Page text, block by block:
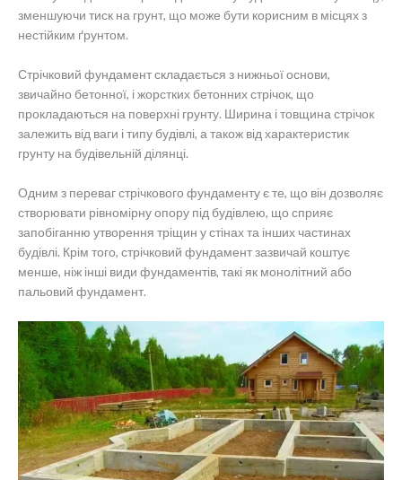
зменшуючи тиск на грунт, що може бути корисним в місцях з
нестійким ґрунтом.
Стрічковий фундамент складається з нижньої основи,
звичайно бетонної, і жорстких бетонних стрічок, що
прокладаються на поверхні грунту. Ширина і товщина стрічок
залежить від ваги і типу будівлі, а також від характеристик
грунту на будівельній ділянці.
Одним з переваг стрічкового фундаменту є те, що він дозволяє
створювати рівномірну опору під будівлею, що сприяє
запобіганню утворення тріщин у стінах та інших частинах
будівлі. Крім того, стрічковий фундамент зазвичай коштує
менше, ніж інші види фундаментів, такі як монолітний або
пальовий фундамент.